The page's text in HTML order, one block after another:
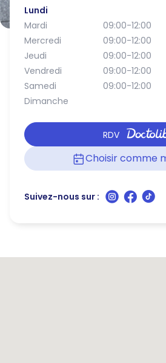
Lundi
Mardi
09:00-12:00
Mercredi
09:00-12:00
Jeudi
09:00-12:00
Vendredi
09:00-12:00
Samedi
09:00-12:00
Dimanche
RDV
Choisir comme
Suivez-nous sur :